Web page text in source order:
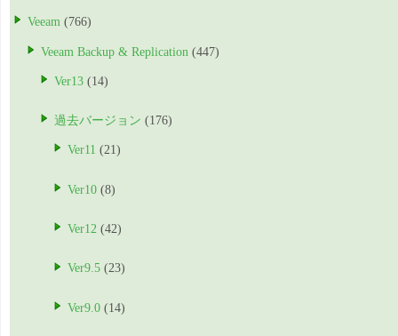
Veeam (766)
Veeam Backup & Replication (447)
Ver13 (14)
過去バージョン (176)
Ver11 (21)
Ver10 (8)
Ver12 (42)
Ver9.5 (23)
Ver9.0 (14)